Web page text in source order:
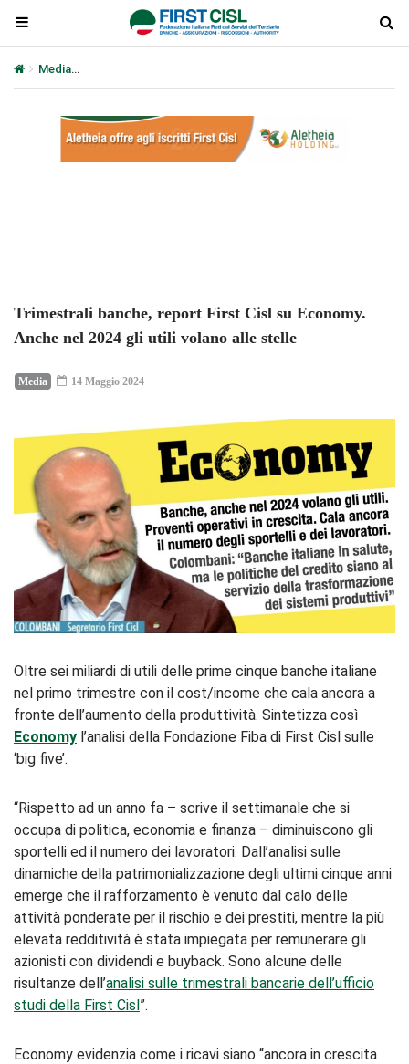
Media
Trimestrali banche, report First Cisl su Economy.
Anche nel 2024 gli utili volano alle stelle
Media 14 Maggio 2024
Oltre sei miliardi di utili delle prime cinque banche italiane
nel primo trimestre con il cost/income che cala ancora a
fronte dell’aumento della produttività. Sintetizza così
Economy l’analisi della Fondazione Fiba di First Cisl sulle
‘big five’.
“Rispetto ad un anno fa – scrive il settimanale che si
occupa di politica, economia e finanza – diminuiscono gli
sportelli ed il numero dei lavoratori. Dall’analisi sulle
dinamiche della patrimonializzazione degli ultimi cinque anni
emerge che il rafforzamento è venuto dal calo delle
attività ponderate per il rischio e dei prestiti, mentre la più
elevata redditività è stata impiegata per remunerare gli
azionisti con dividendi e buyback. Sono alcune delle
risultanze dell’analisi sulle trimestrali bancarie dell’ufficio
studi della First Cisl”.
Economy evidenzia come i ricavi siano “ancora in crescita